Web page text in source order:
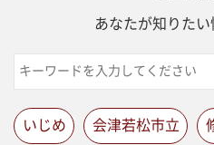
あなたが知りた
いじめ 会津若松市立